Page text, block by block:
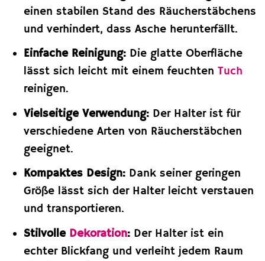
einen stabilen Stand des Räucherstäbchens
und verhindert, dass Asche herunterfällt.
Einfache Reinigung:Die glatte Oberfläche
lässt sich leicht mit einem feuchten Tuch
reinigen.
Vielseitige Verwendung:Der Halter ist für
verschiedene Arten von Räucherstäbchen
geeignet.
Kompaktes Design:Dank seiner geringen
Größe lässt sich der Halter leicht verstauen
und transportieren.
Stilvolle Dekoration:Der Halter ist ein
echter Blickfang und verleiht jedem Raum